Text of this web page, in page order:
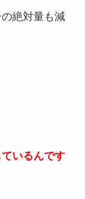
絶対量も減
いるんです